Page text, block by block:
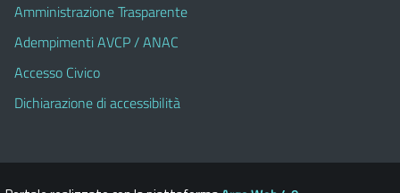
Amministrazione Trasparente
Adempimenti AVCP / ANAC
Accesso Civico
Dichiarazione di accessibilità